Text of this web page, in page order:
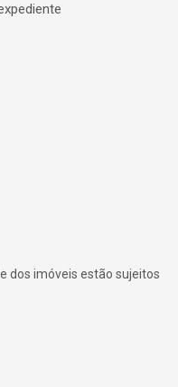
dos imóveis estão sujeitos